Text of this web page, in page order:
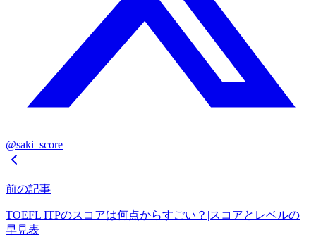
@saki_score
前の記事
TOEFL ITPのスコアは何点からすごい？|スコアとレベルの
早見表